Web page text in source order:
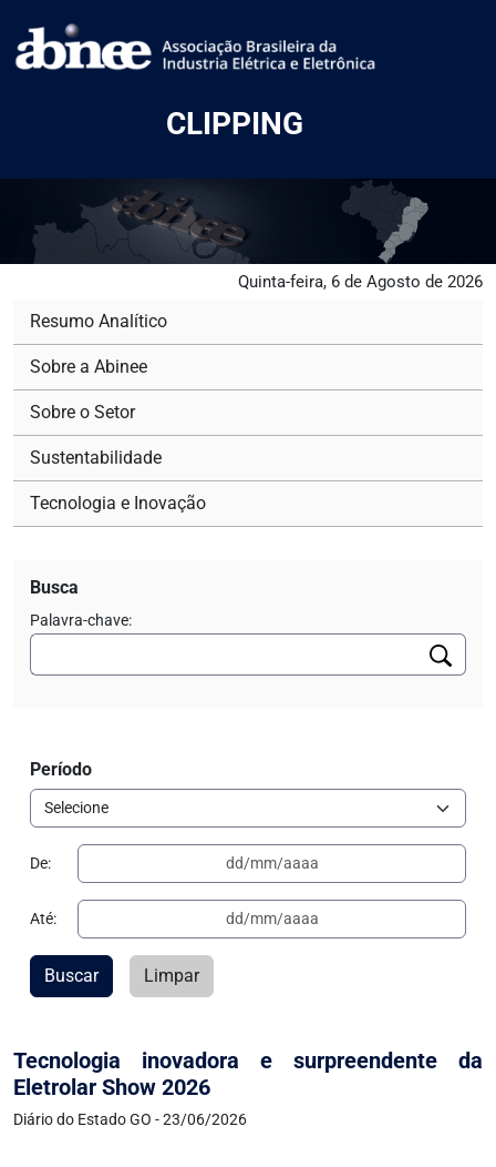
CLIPPING
Quinta-feira, 6 de Agosto de 2026
Tecnologia inovadora e surpreendente da
Eletrolar Show 2026
Diário do Estado GO - 23/06/2026
Resumo Analítico
Sobre a Abinee
Sobre o Setor
Sustentabilidade
Tecnologia e Inovação
Busca
Palavra-chave:
Período
De:
Até:
Buscar Limpar